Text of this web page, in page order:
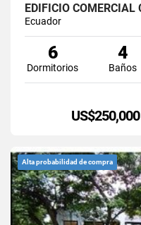
Ecuador
6
Dormitorios
4
Baños
US$250,000
Alta probabilidad de compra